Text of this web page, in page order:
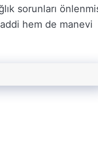
sorunları
hem de manevi